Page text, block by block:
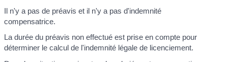
Il n'y a pas de préavis et il n'y a pas d'indemnité
compensatrice.
La durée du préavis non effectué est prise en compte pour
déterminer le calcul de l'indemnité légale de licenciement.